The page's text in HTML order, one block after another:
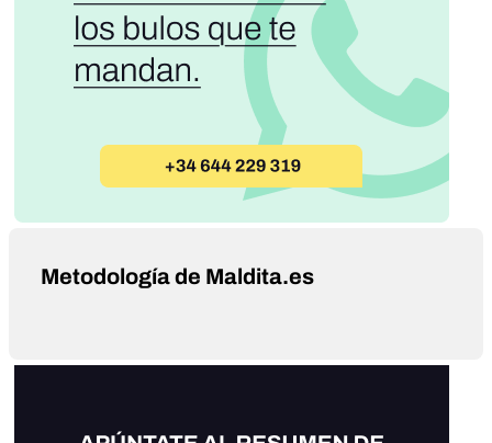
Metodología de Maldita.es